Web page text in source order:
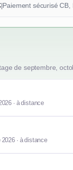
|Paiement sécurisé CB,
de septembre,
· à distance
· à distance